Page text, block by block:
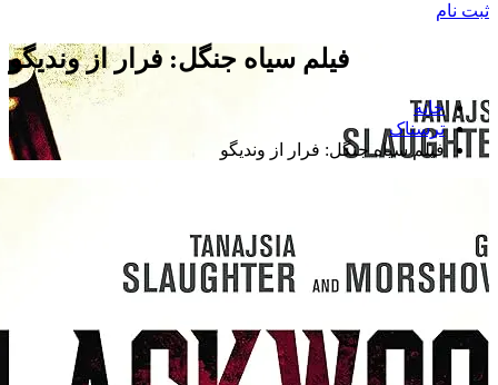
ثبت نام
فیلم سیاه جنگل: فرار از وندیگو
خانه
ترسناک
فیلم سیاه جنگل: فرار از وندیگو